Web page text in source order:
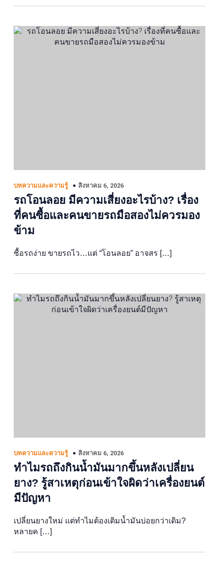
บทความและความรู้ สิงหาคม 6, 2026
รถโอนลอย มีความเสี่ยงอะไรบ้าง? เรื่อง
ที่คนซื้อและคนขายรถมือสองไม่ควรมอง
ข้าม
ซื้อรถง่าย ขายรถไว…แต่ “โอนลอย” อาจสร […]
บทความและความรู้ สิงหาคม 6, 2026
ทำไมรถถึงกินน้ำมันมากขึ้นหลังเปลี่ยน
ยาง? รู้สาเหตุก่อนเข้าใจผิดว่าเครื่องยนต์
มีปัญหา
เปลี่ยนยางใหม่ แต่ทำไมต้องเติมน้ำมันบ่อยกว่าเดิม?
หลายค […]